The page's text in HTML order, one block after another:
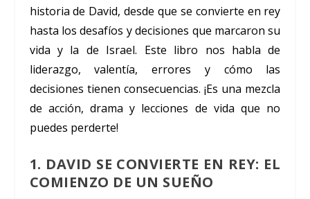
historia de David, desde que se convierte en rey
hasta los desafíos y decisiones que marcaron su
vida y la de Israel. Este libro nos habla de
liderazgo, valentía, errores y cómo las
decisiones tienen consecuencias. ¡Es una mezcla
de acción, drama y lecciones de vida que no
puedes perderte!
1. DAVID SE CONVIERTE EN REY: EL
COMIENZO DE UN SUEÑO